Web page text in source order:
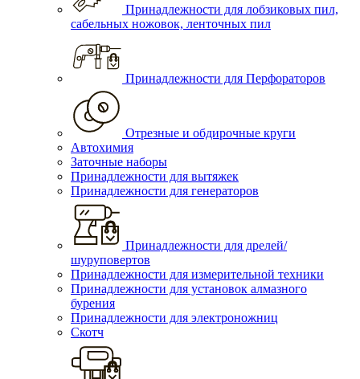
Принадлежности для лобзиковых пил,
сабельных ножовок, ленточных пил
Принадлежности для Перфораторов
Отрезные и обдирочные круги
Автохимия
Заточные наборы
Принадлежности для вытяжек
Принадлежности для генераторов
Принадлежности для дрелей/
шуруповертов
Принадлежности для измерительной техники
Принадлежности для установок алмазного
бурения
Принадлежности для электроножниц
Скотч